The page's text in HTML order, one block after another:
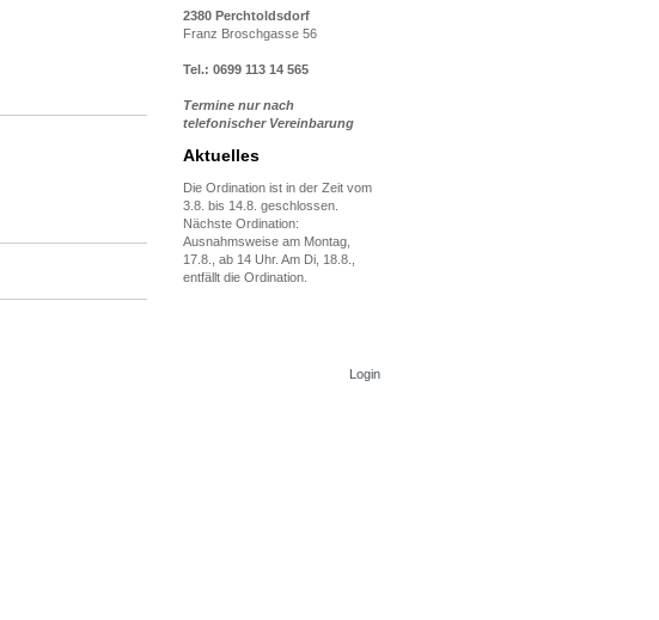
2380 Perchtoldsdorf
Franz Broschgasse 56
Tel.: 0699 113 14 565
Termine nur nach
telefonischer Vereinbarung
Aktuelles
Die Ordination ist in der Zeit vom
3.8. bis 14.8. geschlossen.
Nächste Ordination:
Ausnahmsweise am Montag,
17.8., ab 14 Uhr. Am Di, 18.8.,
entfällt die Ordination.
Login